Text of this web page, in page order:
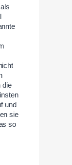
die
und
sie
so